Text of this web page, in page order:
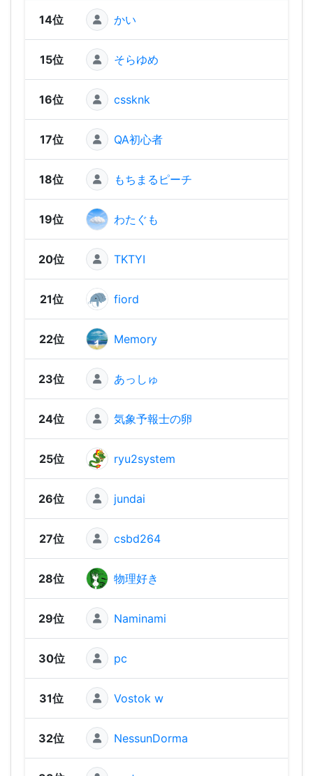
14位 かい
15位 そらゆめ
16位 cssknk
17位 QA初心者
18位 もちまるピーチ
19位 わたぐも
20位 TKTYI
21位 fiord
22位 Memory
23位 あっしゅ
24位 気象予報士の卵
25位 ryu2system
26位 jundai
27位 csbd264
28位 物理好き
29位 Naminami
30位 pc
31位 Vostok w
32位 NessunDorma